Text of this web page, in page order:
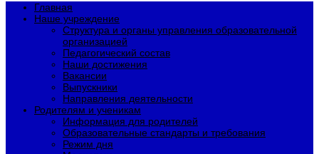
Главная
Наше учреждение
Структура и органы управления образовательной
организацией
Педагогический состав
Наши достижения
Вакансии
Выпускники
Направления деятельности
Родителям и ученикам
Информация для родителей
Образовательные стандарты и требования
Режим дня